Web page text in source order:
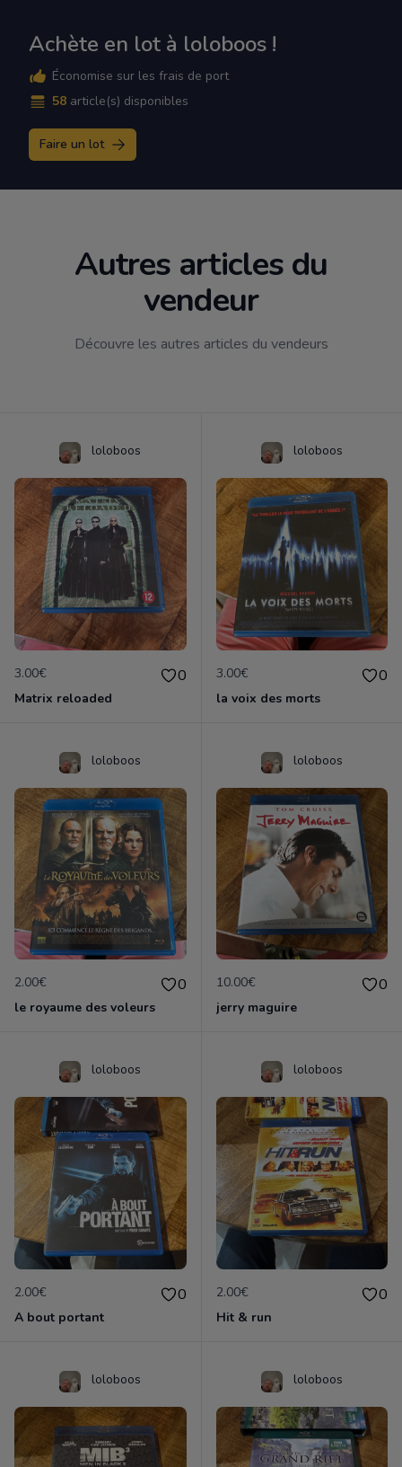
Achète en lot à loloboos !
Économise sur les frais de port
58 article(s) disponibles
Faire un lot
Autres articles du
vendeur
Découvre les autres articles du vendeurs
loloboos
3.00€ 0
Matrix reloaded
loloboos
3.00€ 0
la voix des morts
loloboos
2.00€ 0
le royaume des voleurs
loloboos
10.00€ 0
jerry maguire
loloboos
2.00€ 0
A bout portant
loloboos
2.00€ 0
Hit & run
loloboos loloboos